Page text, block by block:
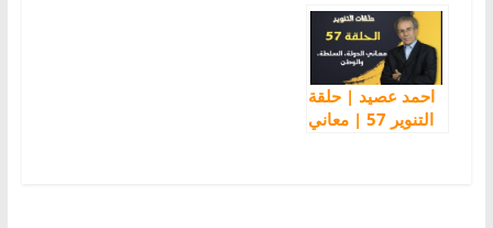
أسبابه قائمة
احمد عصيد | حلقة
التنوير 57 | معاني